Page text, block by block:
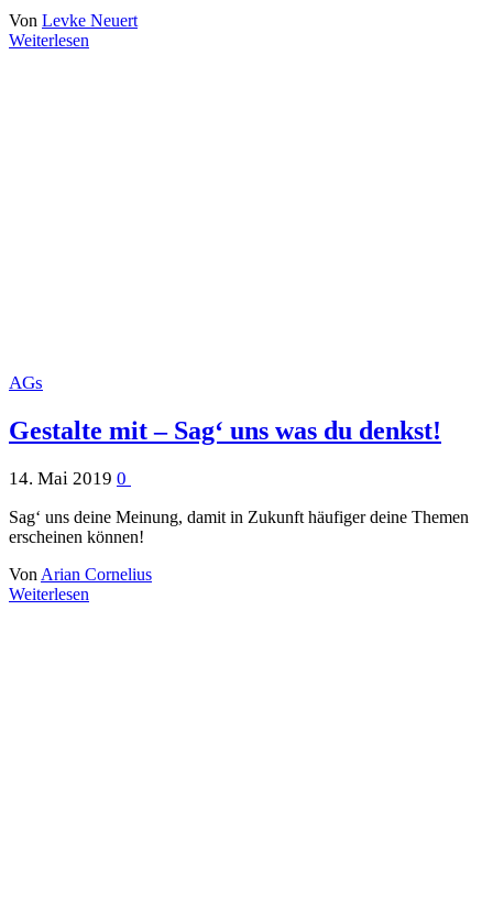
Von Levke Neuert
Weiterlesen
AGs
Gestalte mit – Sag‘ uns was du denkst!
14. Mai 2019 0
Sag‘ uns deine Meinung, damit in Zukunft häufiger deine Themen
erscheinen können!
Von Arian Cornelius
Weiterlesen